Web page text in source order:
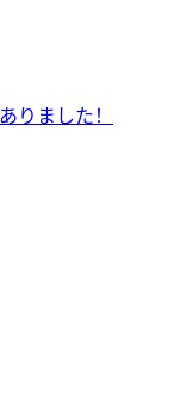
りました！